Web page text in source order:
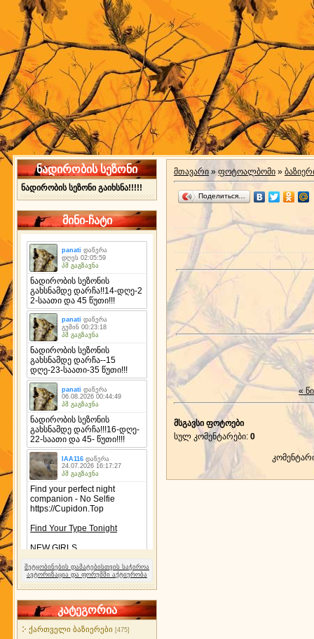
ნადირობის სეზონი
ნადირობის სეზონი გაიხსნა!!!!!
მინი-ჩატი
შეტყობინების დამატებისთვის საჭიროა
ავტორიზაცია და ფორუმში აქტიურობა
კატეგორია
ქართველი ბაზიერები [475]
მთავარი » ფოტოალბომი »
Поделиться…
«
მსგავსი ფოტოები
სულ კომენტარები: 0